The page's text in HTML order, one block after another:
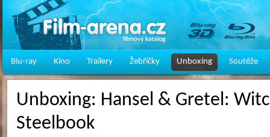
Blu-ray Kino Trailery Žebříčky Unboxing Soutěže
Unboxing: Hansel & Gretel:
Steelbook